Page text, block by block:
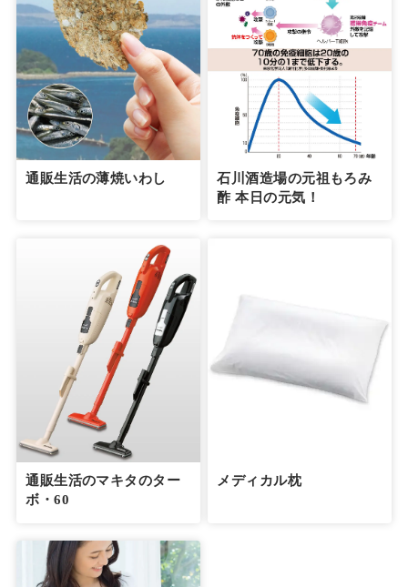
通販生活の薄焼いわし
石川酒造場の元祖もろみ
酢 本日の元気！
通販生活のマキタのター
ボ・60
メディカル枕